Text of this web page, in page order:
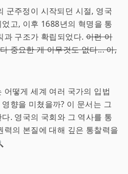
군주정이 시작되던 시절, 영국
고, 이후 1688년의 혁명을 통
과 구조가 확립되었다.이런 이
중요한 게 아무것도 없다... 아,
어떻게 세계 여러 국가의 입법
향을 미쳤을까? 이 문서는 그
. 영국의 국회와 그 역사를 통
력의 본질에 대해 깊은 통찰력을